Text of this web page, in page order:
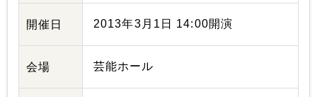
開催日 2013年3月1日 14:00開演
会場 芸能ホール